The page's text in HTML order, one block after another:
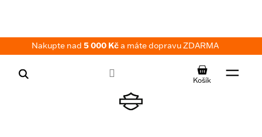
Nakupte nad 5 000 Kča máte dopravu ZDARMA
NÁKUPNÍ
KOŠÍK